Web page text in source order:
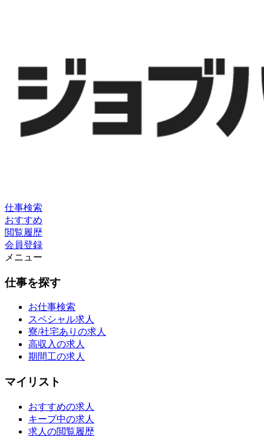
仕事検索
おすすめ
閲覧履歴
会員登録
メニュー
仕事を探す
お仕事検索
スペシャル求人
寮/社宅ありの求人
高収入の求人
期間工の求人
マイリスト
おすすめの求人
キープ中の求人
求人の閲覧履歴